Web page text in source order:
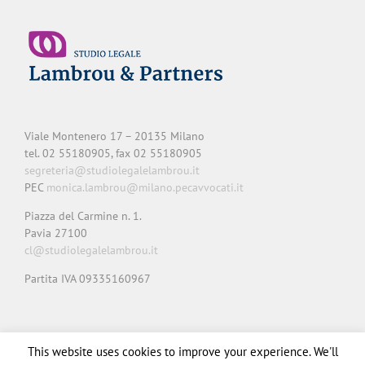
Viale Montenero 17 – 20135 Milano
tel. 02 55180905, fax 02 55180905
segreteria@studiolegalelambrou.it
PEC monica.lambrou@milano.pecavvocati.it
Piazza del Carmine n. 1.
Pavia 27100
cl@studiolegalelambrou.it
Partita IVA 09335160967
Privacy Cookie Note legali Credits
This website uses cookies to improve your experience. We'll